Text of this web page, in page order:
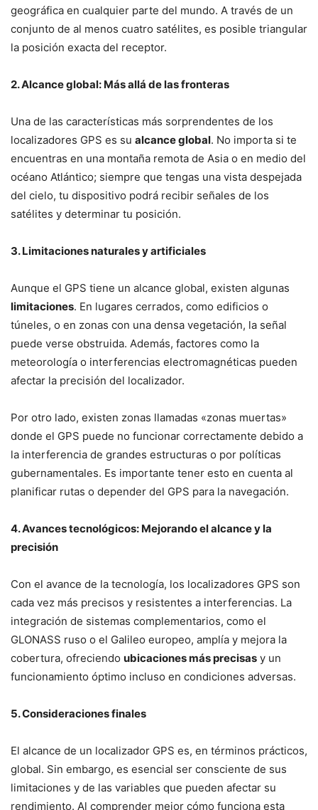
geográfica en cualquier parte del mundo. A través de un
conjunto de al menos cuatro satélites, es posible triangular
la posición exacta del receptor.
2. Alcance global: Más allá de las fronteras
Una de las características más sorprendentes de los
localizadores GPS es su alcance global. No importa si te
encuentras en una montaña remota de Asia o en medio del
océano Atlántico; siempre que tengas una vista despejada
del cielo, tu dispositivo podrá recibir señales de los
satélites y determinar tu posición.
3. Limitaciones naturales y artificiales
Aunque el GPS tiene un alcance global, existen algunas
limitaciones. En lugares cerrados, como edificios o
túneles, o en zonas con una densa vegetación, la señal
puede verse obstruida. Además, factores como la
meteorología o interferencias electromagnéticas pueden
afectar la precisión del localizador.
Por otro lado, existen zonas llamadas «zonas muertas»
donde el GPS puede no funcionar correctamente debido a
la interferencia de grandes estructuras o por políticas
gubernamentales. Es importante tener esto en cuenta al
planificar rutas o depender del GPS para la navegación.
4. Avances tecnológicos: Mejorando el alcance y la
precisión
Con el avance de la tecnología, los localizadores GPS son
cada vez más precisos y resistentes a interferencias. La
integración de sistemas complementarios, como el
GLONASS ruso o el Galileo europeo, amplía y mejora la
cobertura, ofreciendo ubicaciones más precisas y un
funcionamiento óptimo incluso en condiciones adversas.
5. Consideraciones finales
El alcance de un localizador GPS es, en términos prácticos,
global. Sin embargo, es esencial ser consciente de sus
limitaciones y de las variables que pueden afectar su
rendimiento. Al comprender mejor cómo funciona esta